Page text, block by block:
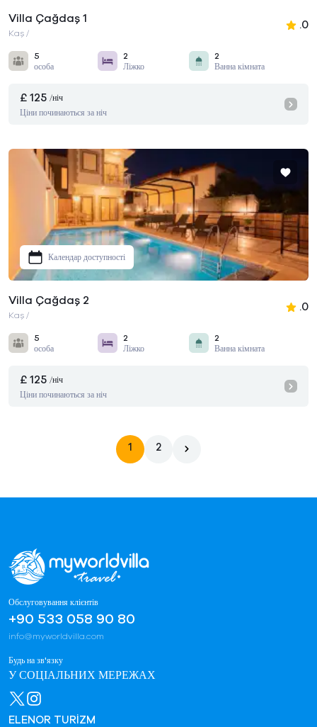
Villa Çağdaş 1
Kaş /
.0
5
особа
2
Ліжко
2
Ванна кімната
£ 125 /ніч
Ціни починаються за ніч
Календар доступності
Villa Çağdaş 2
Kaş /
.0
5
особа
2
Ліжко
2
Ванна кімната
£ 125 /ніч
Ціни починаються за ніч
1 2
Обслуговування клієнтів
+90 533 058 90 80
info@myworldvilla.com
Будь на зв'язку
У СОЦІАЛЬНИХ МЕРЕЖАХ
ELENOR TURİZM